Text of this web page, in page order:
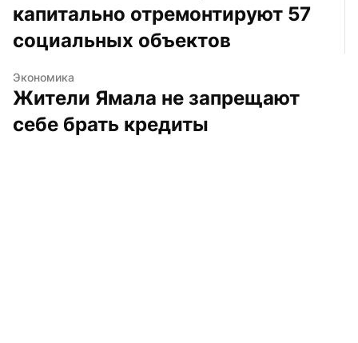
капитально отремонтируют 57
социальных объектов
Экономика
Жители Ямала не запрещают
себе брать кредиты